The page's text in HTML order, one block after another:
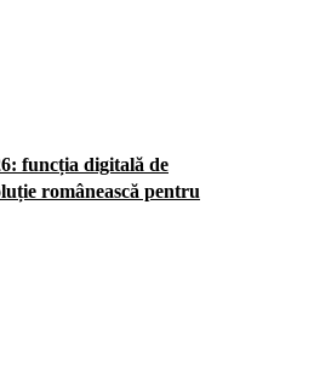
funcția digitală de
românească pentru